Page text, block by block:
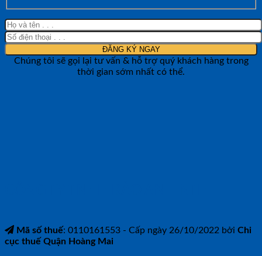
Chúng tôi sẽ gọi lại tư vấn & hỗ trợ quý khách hàng trong
thời gian sớm nhất có thể.
Mã số thuế: 0110161553 - Cấp ngày 26/10/2022 bởi Chi
cục thuế Quận Hoàng Mai